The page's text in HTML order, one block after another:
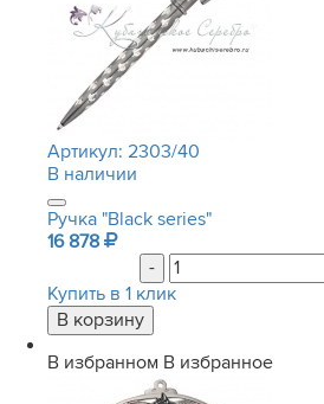
Артикул: 2303/40
В наличии
Ручка "Black series"
16 878
-
Купить в 1 клик
В избранном В избранное